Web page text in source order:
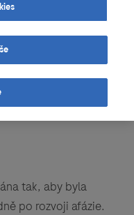
tak, aby byla
po rozvoji afázie.